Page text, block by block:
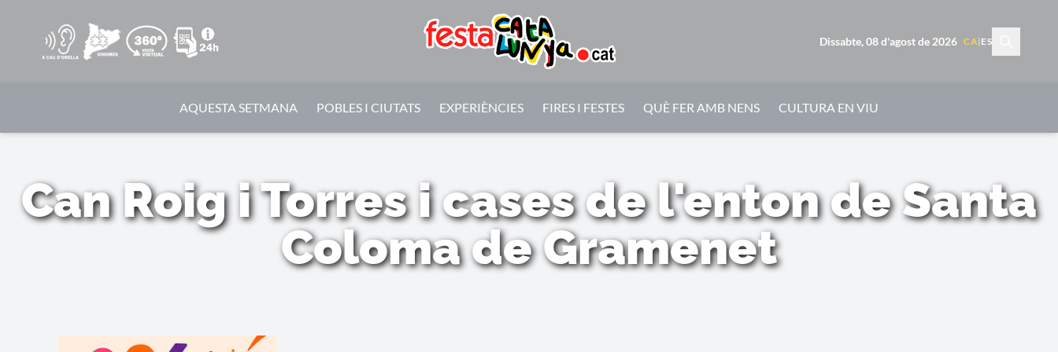
Dissabte, 08 d'agost de 2026 CA| ES
AQUESTA SETMANA POBLES I CIUTATS EXPERIÈNCIES FIRES I FESTES QUÈ FER AMB NENS CULTURA EN VIU
Can Roig i Torres i cases de l'enton de Santa
Coloma de Gramenet